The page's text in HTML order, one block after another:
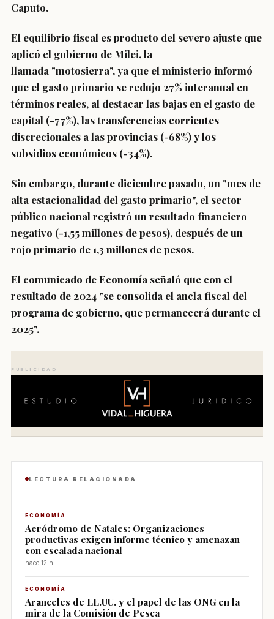
Caputo.
El equilibrio fiscal es producto del severo ajuste que
aplicó el gobierno de Milei, la
llamada "motosierra",ya que el ministerio informó
que el gasto primario se redujo 27% interanual en
términos reales, al destacar lasbajas en el gasto de
capital (-77%), las transferencias corrientes
discrecionales a las provincias (-68%) y los
subsidios económicos (-34%).
Sin embargo, durante diciembre pasado, un "mes de
alta estacionalidad del gasto primario", el sector
público nacional registró un resultado financiero
negativo (-1,55 millones de pesos), después de un
rojo primario de 1,3 millones de pesos.
El comunicado de Economía señaló que con el
resultado de 2024 "se consolida el ancla fiscal del
programa de gobierno, que permanecerá durante el
2025".
PUBLICIDAD
LECTURA RELACIONADA
ECONOMÍA
Aeródromo de Natales: Organizaciones
productivas exigen informe técnico y amenazan
con escalada nacional
hace 12 h
ECONOMÍA
Aranceles de EE.UU. y el papel de las ONG en la
mira de la Comisión de Pesca